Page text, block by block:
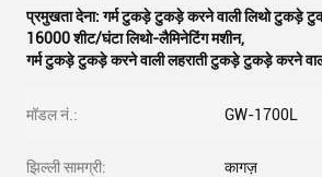
प्रमुखता देना:गर्म टुकड़े टुकड़े करने वाली लिथो टुकड़े
16000 शीट/घंटा लिथो-लैमिनेटिंग मशीन,
गर्म टुकड़े टुकड़े करने वाली लहराती टुकड़े टुकड़े करने
मॉडल नं.: GW-1700L
झिल्ली सामग्री: कागज़